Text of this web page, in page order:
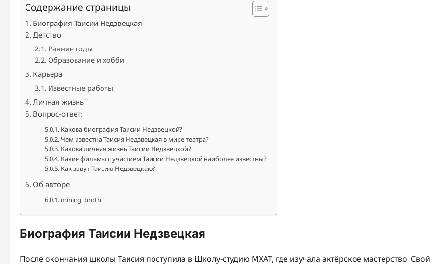
Содержание страницы
Биография Таисии Недзвецкая
Детство
Ранние годы
Образование и хобби
Карьера
Известные работы
Личная жизнь
Вопрос-ответ:
Какова биография Таисии Недзвецкой?
Чем известна Таисия Недзвецкая в мире театра?
Какова личная жизнь Таисии Недзвецкой?
Какие фильмы с участием Таисии Недзвецкой наиболее известны?
Как зовут Таисию Недзвецкаю?
Об авторе
mining_broth
Биография Таисии Недзвецкая
После окончания школы Таисия поступила в Школу-студию МХАТ, где изучала актёрское мастерство. Свой